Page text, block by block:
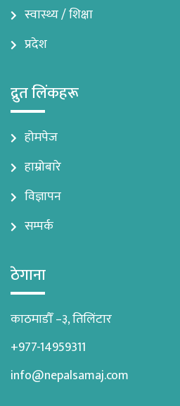
स्वास्थ्य / शिक्षा
प्रदेश
द्रुत लिंकहरू
होमपेज
हाम्रोबारे
विज्ञापन
सम्पर्क
ठेगाना
काठमाडौँ –३, तिलिंटार
+977-14959311
info@nepalsamaj.com